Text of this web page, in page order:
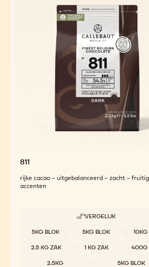
811
rijke cacao – uitgebalanceerd – zacht –
accenten
VERGELIJK
-
Beschikbare maten
5KG BLOK 5KG BLOK 10KG
2.5 KG ZAK 1 KG ZAK 400G
2.5KG 5KG BLOK